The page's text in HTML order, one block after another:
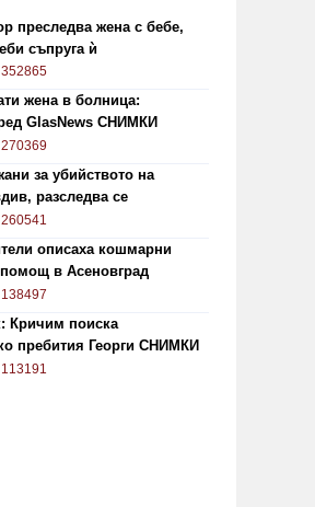
размера на
безработица
преследва жена с бебе,
съпруга ѝ
352865
жена в болница:
GlasNews СНИМКИ
270369
за убийството на
разследва се
260541
описаха кошмарни
в Асеновград
138497
Кричим поиска
пребития Георги СНИМКИ
113191